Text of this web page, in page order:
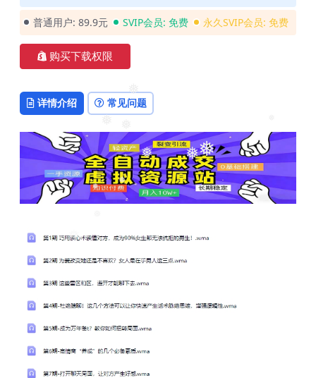
❅
❅
❅
❅
❅
❅
❅
❅
普通用户: 89.9元 SVIP会员: 免费 永久SVIP会员: 免费
购买下载权限
详情介绍 常见问题